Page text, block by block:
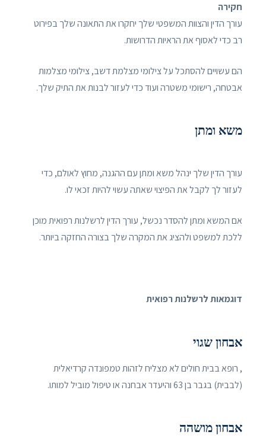
חקירה
עורך הדין והצוות המשפטי שלך יחקרו את התאונה שלך בפירוט
רב כדי לאסוף את הראיות הדרושות.
הם עשויים להסתכל על צילומי מצלמת דשב, צילומי מצלמות
אבטחה, רישומי משטרה ועוד כדי לעזור לבנות את התיק שלך.
משא ומתן
עורך הדין שלך ינהל משא ומתן עם ההגנה, מחוץ לאולם, כדי
לעזור לך לקבל את הפיצוי שאתה עשוי להיות זכאי לו.
אם המשא ומתן להסדר נכשל, עורך הדין לרשלנות רפואית מוכן
ללכת למשפט ולהציג את המקרה שלך בצורה החזקה ביותר.
דוגמאות לרשלנות רפואית
אבחון שגוי
, רופא בבית חולים לא מצליח לזהות טמפונדה קרדיאלית
(לבבית) בגבר בן 63 והיעדר אבחנה או טיפול מוביל למותו.
אבחון מושהה